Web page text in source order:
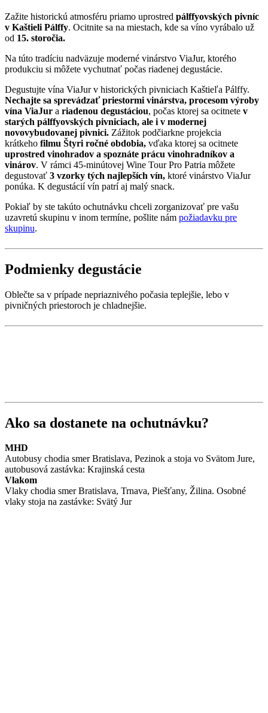
Zažite historickú atmosféru priamo uprostred pálffyovských pivníc
v Kaštieli Pálffy. Ocitnite sa na miestach, kde sa víno vyrábalo už
od 15. storočia.
Na túto tradíciu nadväzuje moderné vinárstvo ViaJur, ktorého
produkciu si môžete vychutnať počas riadenej degustácie.
Degustujte vína ViaJur v historických pivniciach Kaštieľa Pálffy.
Nechajte sa sprevádzať priestormi vinárstva, procesom výroby
vína ViaJur a riadenou degustáciou, počas ktorej sa ocitnete v
starých pálffyovských pivniciach, ale i v modernej
novovybudovanej pivnici. Zážitok podčiarkne projekcia
krátkeho filmu Štyri ročné obdobia, vďaka ktorej sa ocitnete
uprostred vinohradov a spoznáte prácu vinohradníkov a
vinárov. V rámci 45-minútovej Wine Tour Pro Patria môžete
degustovať 3 vzorky tých najlepších vín, ktoré vinárstvo ViaJur
ponúka. K degustácií vín patrí aj malý snack.
Pokiaľ by ste takúto ochutnávku chceli zorganizovať pre vašu
uzavretú skupinu v inom termíne, pošlite nám požiadavku pre
skupinu.
Podmienky degustácie
Oblečte sa v prípade nepriaznivého počasia teplejšie, lebo v
pivničných priestoroch je chladnejšie.
Ako sa dostanete na ochutnávku?
MHD
Autobusy chodia smer Bratislava, Pezinok a stoja vo Svätom Jure,
autobusová zastávka: Krajinská cesta
Vlakom
Vlaky chodia smer Bratislava, Trnava, Piešťany, Žilina. Osobné
vlaky stoja na zastávke: Svätý Jur